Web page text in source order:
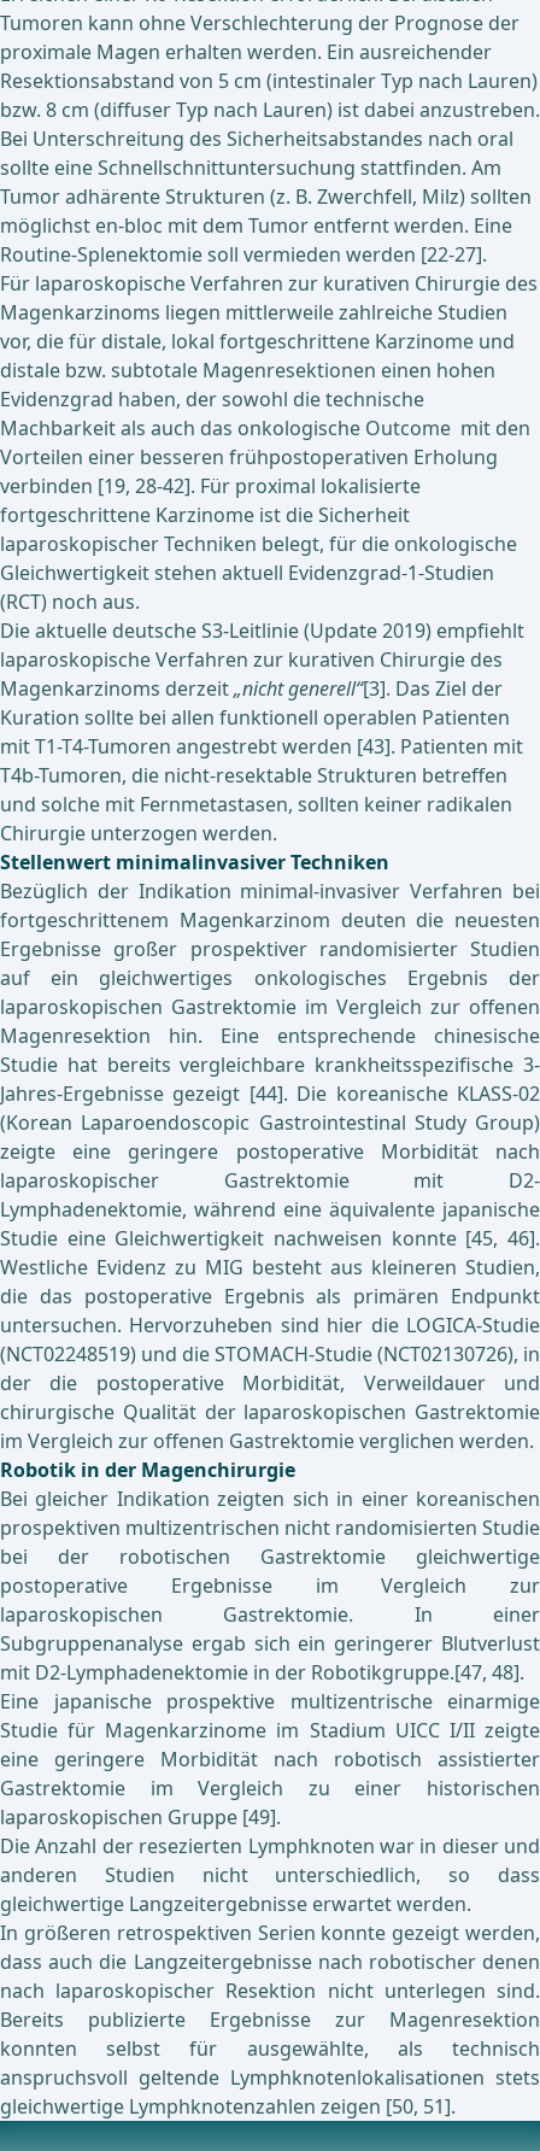
Tumoren kann ohne Verschlechterung der Prognose der
proximale Magen erhalten werden. Ein ausreichender
Resektionsabstand von 5 cm (intestinaler Typ nach Lauren)
bzw. 8 cm (diffuser Typ nach Lauren) ist dabei anzustreben.
Bei Unterschreitung des Sicherheitsabstandes nach oral
sollte eine Schnellschnittuntersuchung stattfinden. Am
Tumor adhärente Strukturen (z. B. Zwerchfell, Milz) sollten
möglichst en-bloc mit dem Tumor entfernt werden. Eine
Routine-Splenektomie soll vermieden werden [22-27].
Für laparoskopische Verfahren zur kurativen Chirurgie des
Magenkarzinoms liegen mittlerweile zahlreiche Studien
vor, die für distale, lokal fortgeschrittene Karzinome und
distale bzw. subtotale Magenresektionen einen hohen
Evidenzgrad haben, der sowohl die technische
Machbarkeit als auch das onkologische Outcome mit den
Vorteilen einer besseren frühpostoperativen Erholung
verbinden [19, 28-42]. Für proximal lokalisierte
fortgeschrittene Karzinome ist die Sicherheit
laparoskopischer Techniken belegt, für die onkologische
Gleichwertigkeit stehen aktuell Evidenzgrad-1-Studien
(RCT) noch aus.
Die aktuelle deutsche S3-Leitlinie (Update 2019) empfiehlt
laparoskopische Verfahren zur kurativen Chirurgie des
Magenkarzinoms derzeit„nicht generell“[3]. Das Ziel der
Kuration sollte bei allen funktionell operablen Patienten
mit T1-T4-Tumoren angestrebt werden [43]. Patienten mit
T4b-Tumoren, die nicht-resektable Strukturen betreffen
und solche mit Fernmetastasen, sollten keiner radikalen
Chirurgie unterzogen werden.
Stellenwert minimalinvasiver Techniken
Bezüglich der Indikation minimal-invasiver Verfahren bei
fortgeschrittenem Magenkarzinom deuten die neuesten
Ergebnisse großer prospektiver randomisierter Studien
auf ein gleichwertiges onkologisches Ergebnis der
laparoskopischen Gastrektomie im Vergleich zur offenen
Magenresektion hin. Eine entsprechende chinesische
Studie hat bereits vergleichbare krankheitsspezifische 3-
Jahres-Ergebnisse gezeigt [44]. Die koreanische KLASS-02
(Korean Laparoendoscopic Gastrointestinal Study Group)
zeigte eine geringere postoperative Morbidität nach
laparoskopischer Gastrektomie mit D2-
Lymphadenektomie, während eine äquivalente japanische
Studie eine Gleichwertigkeit nachweisen konnte [45, 46].
Westliche Evidenz zu MIG besteht aus kleineren Studien,
die das postoperative Ergebnis als primären Endpunkt
untersuchen. Hervorzuheben sind hier die LOGICA-Studie
(NCT02248519) und die STOMACH-Studie (NCT02130726), in
der die postoperative Morbidität, Verweildauer und
chirurgische Qualität der laparoskopischen Gastrektomie
im Vergleich zur offenen Gastrektomie verglichen werden.
Robotik in der Magenchirurgie
Bei gleicher Indikation zeigten sich in einer koreanischen
prospektiven multizentrischen nicht randomisierten Studie
bei der robotischen Gastrektomie gleichwertige
postoperative Ergebnisse im Vergleich zur
laparoskopischen Gastrektomie. In einer
Subgruppenanalyse ergab sich ein geringerer Blutverlust
mit D2-Lymphadenektomie in der Robotikgruppe.[47, 48].
Eine japanische prospektive multizentrische einarmige
Studie für Magenkarzinome im Stadium UICC I/II zeigte
eine geringere Morbidität nach robotisch assistierter
Gastrektomie im Vergleich zu einer historischen
laparoskopischen Gruppe [49].
Die Anzahl der resezierten Lymphknoten war in dieser und
anderen Studien nicht unterschiedlich, so dass
gleichwertige Langzeitergebnisse erwartet werden.
In größeren retrospektiven Serien konnte gezeigt werden,
dass auch die Langzeitergebnisse nach robotischer denen
nach laparoskopischer Resektion nicht unterlegen sind.
Bereits publizierte Ergebnisse zur Magenresektion
konnten selbst für ausgewählte, als technisch
anspruchsvoll geltende Lymphknotenlokalisationen stets
gleichwertige Lymphknotenzahlen zeigen [50, 51].
Aktuell laufende Studien zu diesem Thema